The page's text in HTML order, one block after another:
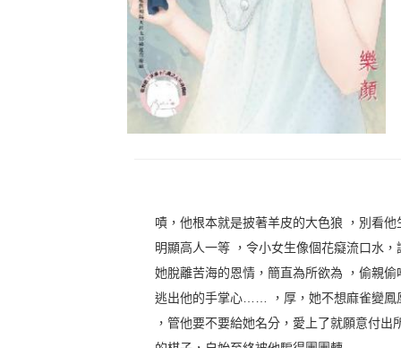
嘖，他根本就是披著羊皮的大色狼 ，別看
明顯高人一等 ，令小女生像個花癡流口水
她脫離苦海的恩情，簡直為所欲為 ，偷親
逃出他的手掌心…… ，厚，她不想麻雀變鳳
，管他要不要給她名分，愛上了就願意付